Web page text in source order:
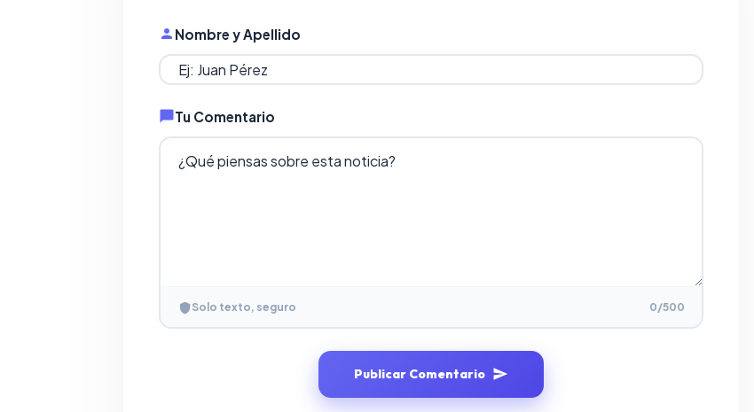
Nombre y Apellido
Tu Comentario
Solo texto, seguro 0/500
Publicar Comentario